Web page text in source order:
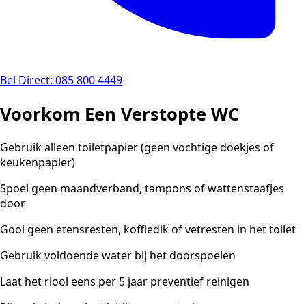
Bel Direct: 085 800 4449
Voorkom Een Verstopte WC
Gebruik alleen toiletpapier (geen vochtige doekjes of
keukenpapier)
Spoel geen maandverband, tampons of wattenstaafjes
door
Gooi geen etensresten, koffiedik of vetresten in het toilet
Gebruik voldoende water bij het doorspoelen
Laat het riool eens per 5 jaar preventief reinigen